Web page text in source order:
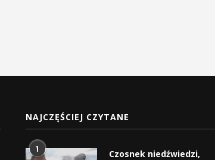
NAJCZĘŚCIEJ CZYTANE
1
Czosnek niedźwiedzi,